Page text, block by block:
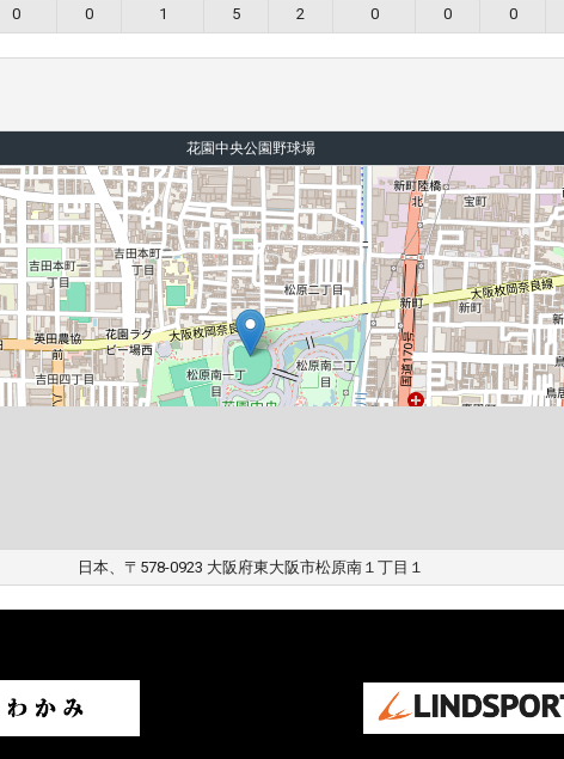
0 0 1 5 2 0 0 0
花園中央公園野球場
日本、〒578-0923 大阪府東大阪市松原南１丁目１